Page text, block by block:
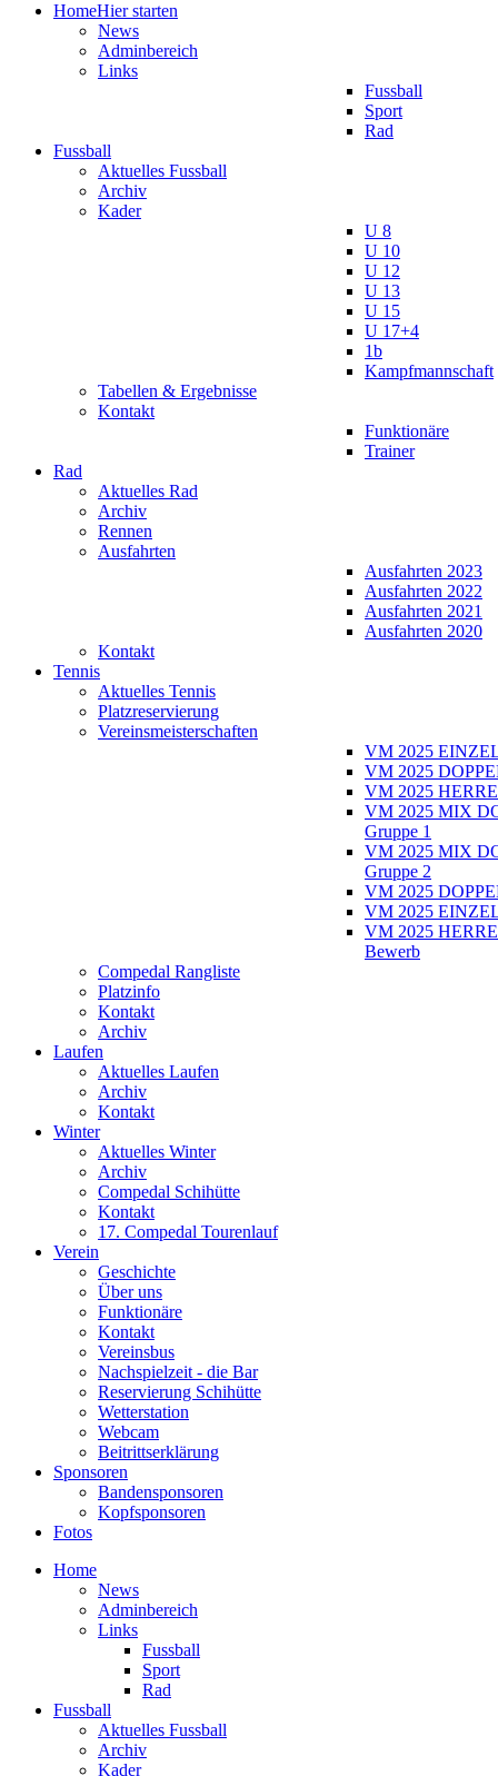
HomeHier starten
News
Adminbereich
Links
Fussball
Sport
Rad
Fussball
Aktuelles Fussball
Archiv
Kader
U 8
U 10
U 12
U 13
U 15
U 17+4
1b
Kampfmannschaft
Tabellen & Ergebnisse
Kontakt
Funktionäre
Trainer
Rad
Aktuelles Rad
Archiv
Rennen
Ausfahrten
Ausfahrten 2023
Ausfahrten 2022
Ausfahrten 2021
Ausfahrten 2020
Kontakt
Tennis
Aktuelles Tennis
Platzreservierung
Vereinsmeisterschaften
VM 2025
VM 2025
VM 2025
VM 2025 MIX
Gruppe 1
VM 2025 MIX
Gruppe 2
VM 2025
VM 2025
VM 2025
Bewerb
Compedal Rangliste
Platzinfo
Kontakt
Archiv
Laufen
Aktuelles Laufen
Archiv
Kontakt
Winter
Aktuelles Winter
Archiv
Compedal Schihütte
Kontakt
17. Compedal Tourenlauf
Verein
Geschichte
Über uns
Funktionäre
Kontakt
Vereinsbus
Nachspielzeit - die Bar
Reservierung Schihütte
Wetterstation
Webcam
Beitrittserklärung
Sponsoren
Bandensponsoren
Kopfsponsoren
Fotos
Home
News
Adminbereich
Links
Fussball
Sport
Rad
Fussball
Aktuelles Fussball
Archiv
Kader